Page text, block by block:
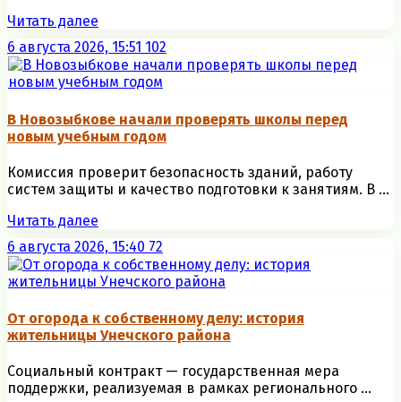
Читать далее
6 августа 2026, 15:51 102
В Новозыбкове начали проверять школы перед
новым учебным годом
Комиссия проверит безопасность зданий, работу
систем защиты и качество подготовки к занятиям. В ...
Читать далее
6 августа 2026, 15:40 72
От огорода к собственному делу: история
жительницы Унечского района
Социальный контракт — государственная мера
поддержки, реализуемая в рамках регионального ...